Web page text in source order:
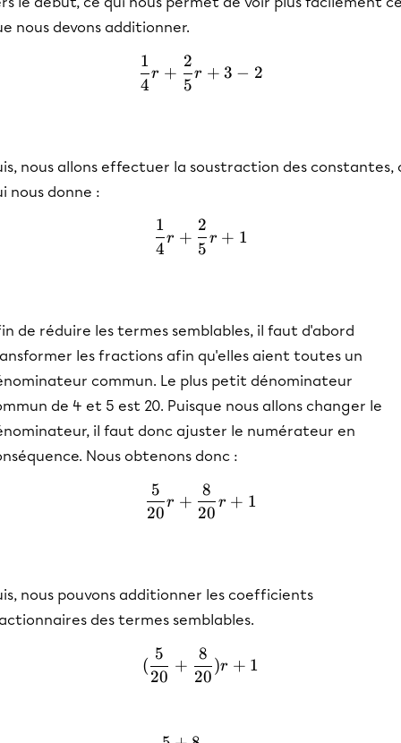
nous devons additionner.
\frac{1}{4}r +
4
1
r +
5
2
r + 3 − 2
nous allons effectuer la soustraction des constantes,
nous donne :
\frac{1}{4}r +
4
1
r +
5
2
r + 1
de réduire les termes semblables, il faut d'abord
les fractions afin qu'elles aient toutes un
commun. Le plus petit dénominateur
de 4 et 5 est 20. Puisque nous allons changer le
il faut donc ajuster le numérateur en
Nous obtenons donc :
\frac{5}{20}r +
20
5
r +
20
8
r + 1
nous pouvons additionner les coefficients
des termes semblables.
(\frac{5}{20}+
(
20
5
+
20
8
)r + 1